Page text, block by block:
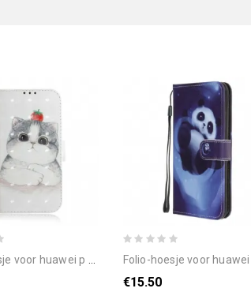
smart s met ketting tomaat op de string cat folio-hoesje voor huawei p smart s met ketting thong space
€15.50